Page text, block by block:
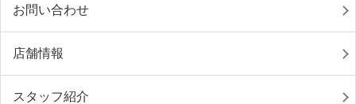
お問い合わせ
店舗情報
スタッフ紹介